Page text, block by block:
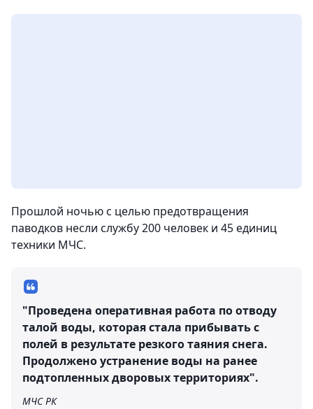
Прошлой ночью с целью предотвращения
паводков несли службу 200 человек и 45 единиц
техники МЧС.
"Проведена оперативная работа по отводу
талой воды, которая стала прибывать с
полей в результате резкого таяния снега.
Продолжено устранение воды на ранее
подтопленных дворовых территориях".
МЧС РК